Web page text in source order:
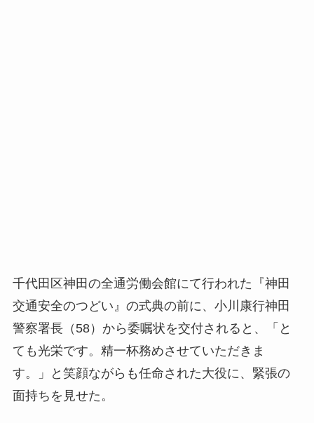
千代田区神田の全通労働会館にて行われた『神田
交通安全のつどい』の式典の前に、小川康行神田
警察署長（58）から委嘱状を交付されると、「と
ても光栄です。精一杯務めさせていただきま
す。」と笑顔ながらも任命された大役に、緊張の
面持ちを見せた。